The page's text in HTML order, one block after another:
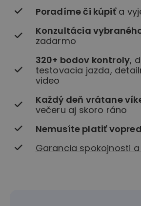
Poradíme či kúpiťa
Konzultácia
zadarmo
320+ bodov kontroly,
testovacia jazda,
video
Každý deň vrátane
večeru aj skoro ráno
Nemusíte platiť vopred
Garancia spokojnosti